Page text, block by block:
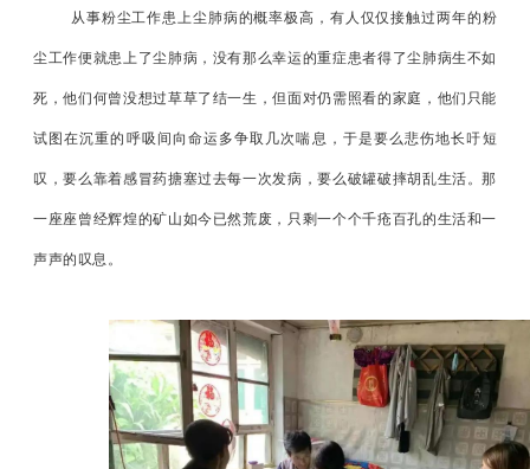
从事粉尘工作患上尘肺病的概率极高，有人仅仅接触过两年的粉
尘工作便就患上了尘肺病，没有那么幸运的重症患者得了尘肺病生不如
死，他们何曾没想过草草了结一生，但面对仍需照看的家庭，他们只能
试图在沉重的呼吸间向命运多争取几次喘息，于是要么悲伤地长吁短
叹，要么靠着感冒药搪塞过去每一次发病，要么破罐破摔胡乱生活。那
一座座曾经辉煌的矿山如今已然荒废，只剩一个个千疮百孔的生活和一
声声的叹息。